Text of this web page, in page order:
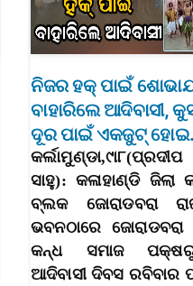
ନିଜର ହକ୍‌ ପାଇଁ
ବାହାରିଲେ ଆଦିବାସୀ,
ଦୂର ପାଇଁ ଏକଜୁଟ୍‌
ସାହୁ): କଳାହାଣ୍ଡି ଜିଲା
ବ୍ଲକ ଜୋରାଡବରା
ଭବନଠାରେ ଜୋରାଡବରା
କନ୍ଧ ସମାଜ
ଆଦିବାସୀ ଦିବସ ରବିବାର